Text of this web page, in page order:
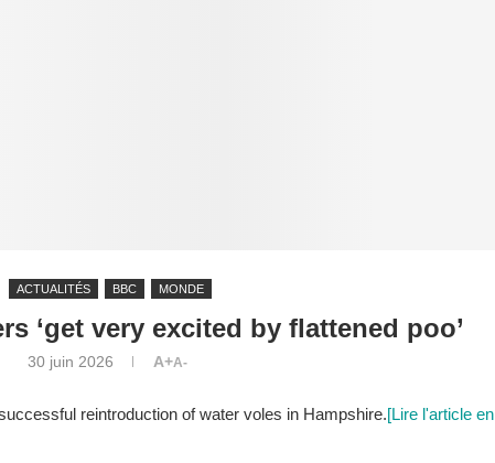
ACTUALITÉS BBC MONDE
‘get very excited by flattened poo’
30 juin 2026 A+A-
reintroduction of water voles in Hampshire.[Lire l'article en